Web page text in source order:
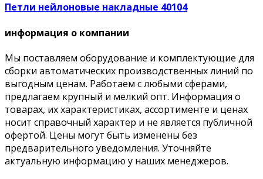
Петли нейлоновые накладные 40104
информация о компании
Мы поставляем оборудование и комплектующие для
сборки автоматических производственных линий по
выгодным ценам. Работаем с любыми сферами,
предлагаем крупный и мелкий опт. Информация о
товарах, их характеристиках, ассортименте и ценах
носит справочный характер и не является публичной
офертой. Цены могут быть изменены без
предварительного уведомления. Уточняйте
актуальную информацию у наших менеджеров.